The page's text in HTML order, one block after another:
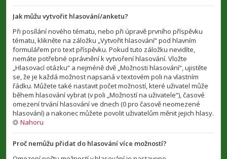
Jak můžu vytvořit hlasování/anketu?
Při posílání nového tématu, nebo při úpravě prvního příspěvku
tématu, klikněte na záložku „Vytvořit hlasování“ pod hlavním
formulářem pro text příspěvku. Pokud tuto záložku nevidíte,
nemáte potřebné oprávnění k vytvoření hlasování. Vložte
„Hlasovací otázku“ a nejméně dvě „Možnosti hlasování“, ujistěte
se, že je každá možnost napsaná v textovém poli na vlastním
řádku. Můžete také nastavit počet možností, které uživatel může
během hlasování vybrat (v poli „Možností na uživatele“), časové
omezení trvání hlasování ve dnech (0 pro časově neomezené
hlasování) a nakonec můžete povolit uživatelům měnit jejich hlasy.
Nahoru
Proč nemůžu přidat do hlasování více možností?